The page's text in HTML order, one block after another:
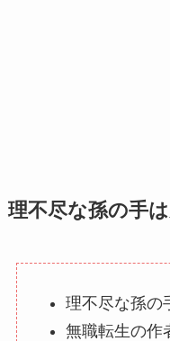
理不尽な孫の手
理不尽な孫の
無職転生の作